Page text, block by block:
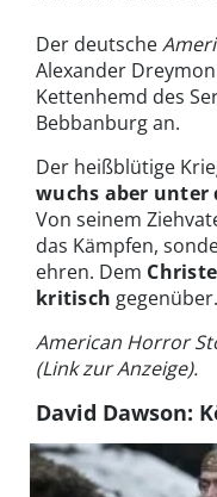
Der deutsche
Alexander
Kettenhemd des
Bebbanburg an.
Der heißblütige
wuchs aber unter
Von seinem
das Kämpfen,
ehren. Dem
kritisch gegenüber.
American Horror
(Link zur Anzeige).
David Dawson: